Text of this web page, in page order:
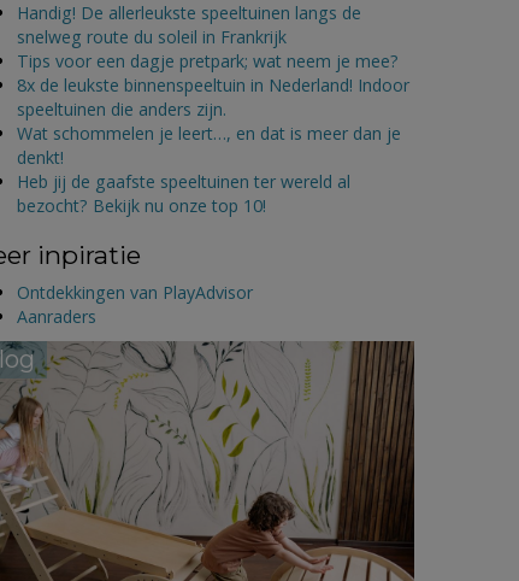
Handig! De allerleukste speeltuinen langs de
snelweg route du soleil in Frankrijk
Tips voor een dagje pretpark; wat neem je mee?
8x de leukste binnenspeeltuin in Nederland! Indoor
speeltuinen die anders zijn.
Wat schommelen je leert…, en dat is meer dan je
denkt!
Heb jij de gaafste speeltuinen ter wereld al
bezocht? Bekijk nu onze top 10!
inpiratie
Ontdekkingen van PlayAdvisor
Aanraders